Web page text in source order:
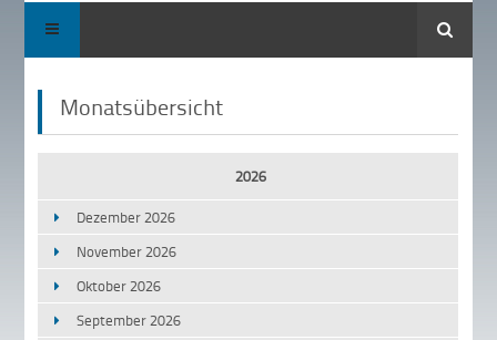
Suche
Monatsübersicht
2026
Dezember 2026
November 2026
Oktober 2026
September 2026